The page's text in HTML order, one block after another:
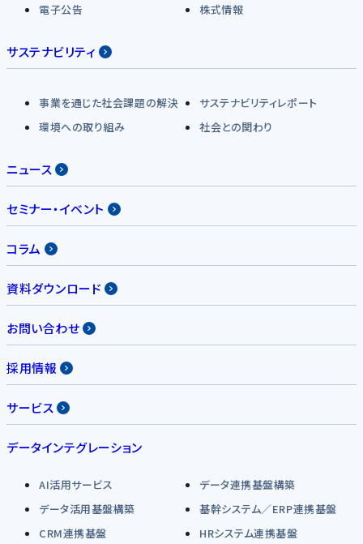
電子公告
株式情報
サステナビリティ
事業を通じた社会課題の解決
サステナビリティレポート
環境への取り組み
社会との関わり
ニュース
セミナー・イベント
コラム
資料ダウンロード
お問い合わせ
採用情報
サービス
データインテグレーション
AI活用サービス
データ連携基盤構築
データ活用基盤構築
基幹システム／ERP連携基盤
CRM連携基盤
HRシステム連携基盤